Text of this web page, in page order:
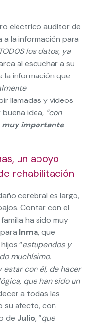
eléctrico auditor de
la información para
los datos, ya
al escuchar a su
la información que
llamadas y vídeos
idea, “con
muy importante
un apoyo
rehabilitación
cerebral es largo,
Contar con el
ha sido muy
Inma, que
“estupendos y
muchísimo.
estar con él, de hacer
que han sido un
a todas las
su afecto, con
de Julio, “que